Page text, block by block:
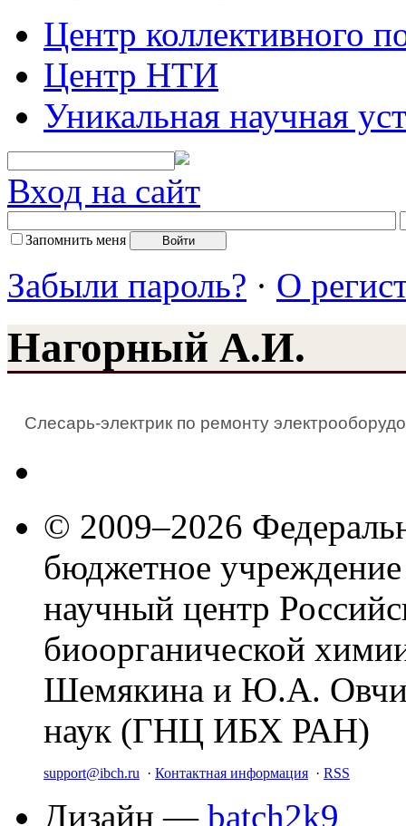
Центр коллективного
Центр НТИ
Уникальная научная
Вход на сайт
Запомнить меня
Забыли пароль? · О
Нагорный А.И.
Слесарь-электрик по ремонту
© 2009–2026
бюджетное
научный центр
биоорганической
Шемякина и Ю.А.
наук (ГНЦ ИБХ РАН)
support@ibch.ru · Контактная информация · RSS
Дизайн — batch2k9